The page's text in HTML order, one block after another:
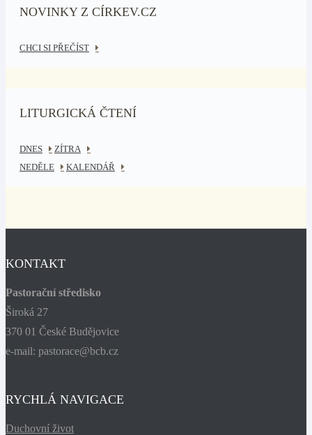
NOVINKY Z CÍRKEV.CZ
CHCI SI PŘEČÍST
LITURGICKÁ ČTENÍ
DNES
ZÍTRA
NEDĚLE
KALENDÁŘ
KONTAKT
Pastorační středisko
Široká 27
370 01 České Budějovice
e-mail: pastorace@bcb.cz
RYCHLÁ NAVIGACE
Duchovní život